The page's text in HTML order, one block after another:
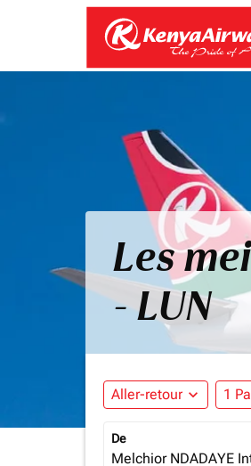
Les
- LUN
Aller-retour expand_more 1
De